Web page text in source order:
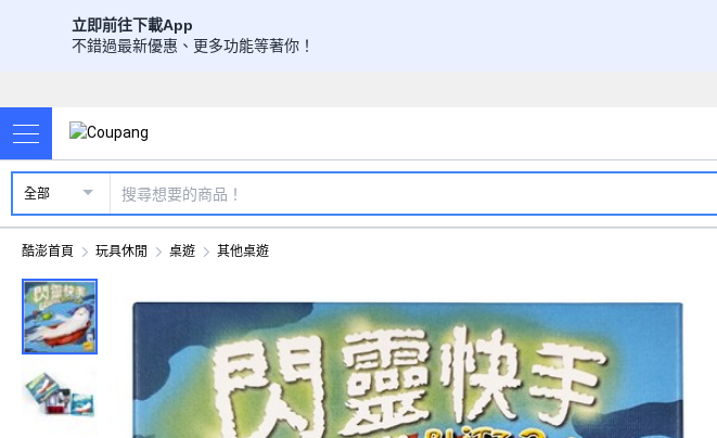
立即前往下載App
不錯過最新優惠、更多功能等著你！
全部
酷澎首頁 玩具休閒 桌遊 其他桌遊